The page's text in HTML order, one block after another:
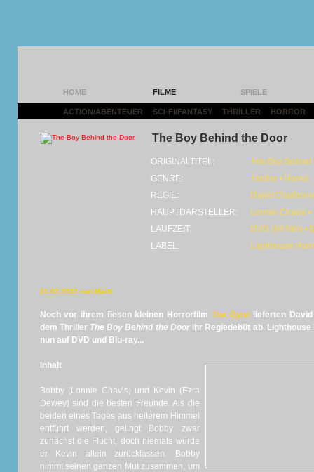
HOME FILME SPIELE
ACTION/ABENTEUER SCI-FI/FANTASY THRILLER HORROR
The Boy Behind the Door
ORIGINALTITEL:
The Boy Behind
GENRE:
Thriller • Horror
REGIE:
David
HAUPTDARSTELLER:
Lonnie Chavis
LAUFZEIT:
DVD (84 Min) •
LABEL:
Lighthouse
21.03.2022 von MarS
Noch vor ihrem fiesen kleinen Horrorfilm The Djinnlieferten David
dem Thriller The Boy Behind the Doorihr Regiedebüt ab.
nun auf DVD und Blu-ray...
Inhalt
Bobby (Lonnie Chavis) und Kevin (Ezra
Dewey) sind die besten Freunde. Als die
beiden eines Tages aus heiterem Himmel
entführt werden, gelingt Bobby zwar
zunächst die Flucht, doch niemals würde
er Kevin allein zurücklassen. Bobby
nimmt seinen ganzen Mut zusammen, um